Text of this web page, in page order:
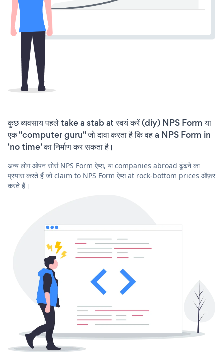
कुछ व्यवसाय पहले take a stab at स्वयं करें (diy) NPS Form या
एक "computer guru" जो दावा करता है कि वह a NPS Form in
'no time' का निर्माण कर सकता है।
अन्य लोग ओपन सोर्स NPS Form ऐप्स, या companies abroad ढूंढने का
प्रयास करते हैं जो claim to NPS Form ऐप्स at rock-bottom prices ऑफ़र
करते हैं।